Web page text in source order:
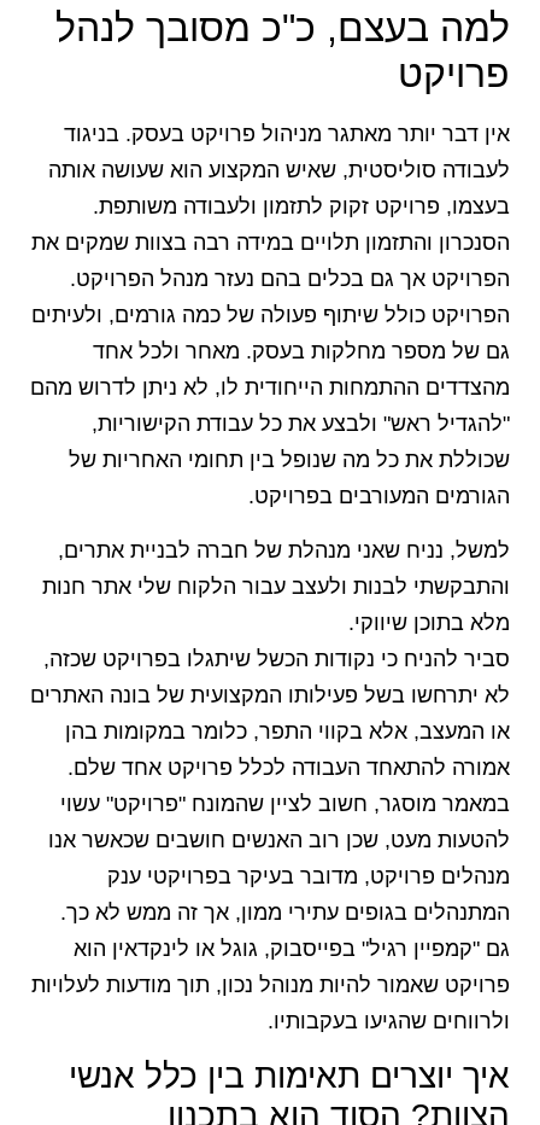
למה בעצם, כ"כ מסובך לנהל
פרויקט
אין דבר יותר מאתגר מניהול פרויקט בעסק. בניגוד
לעבודה סוליסטית, שאיש המקצוע הוא שעושה אותה
בעצמו, פרויקט זקוק לתזמון ולעבודה משותפת.
הסנכרון והתזמון תלויים במידה רבה בצוות שמקים את
הפרויקט אך גם בכלים בהם נעזר מנהל הפרויקט.
הפרויקט כולל שיתוף פעולה של כמה גורמים, ולעיתים
גם של מספר מחלקות בעסק. מאחר ולכל אחד
מהצדדים ההתמחות הייחודית לו, לא ניתן לדרוש מהם
"להגדיל ראש" ולבצע את כל עבודת הקישוריות,
שכוללת את כל מה שנופל בין תחומי האחריות של
הגורמים המעורבים בפרויקט.
למשל, נניח שאני מנהלת של חברה לבניית אתרים,
והתבקשתי לבנות ולעצב עבור הלקוח שלי אתר חנות
מלא בתוכן שיווקי.
סביר להניח כי נקודות הכשל שיתגלו בפרויקט שכזה,
לא יתרחשו בשל פעילותו המקצועית של בונה האתרים
או המעצב, אלא בקווי התפר, כלומר במקומות בהן
אמורה להתאחד העבודה לכלל פרויקט אחד שלם.
במאמר מוסגר, חשוב לציין שהמונח "פרויקט" עשוי
להטעות מעט, שכן רוב האנשים חושבים שכאשר אנו
מנהלים פרויקט, מדובר בעיקר בפרויקטי ענק
המתנהלים בגופים עתירי ממון, אך זה ממש לא כך.
גם "קמפיין רגיל" בפייסבוק, גוגל או לינקדאין הוא
פרויקט שאמור להיות מנוהל נכון, תוך מודעות לעלויות
ולרווחים שהגיעו בעקבותיו.
איך יוצרים תאימות בין כלל אנשי
הצוות? הסוד הוא בתכנון